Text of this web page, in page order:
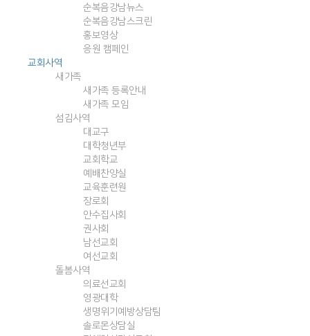
순복음강남뉴스
순복음강남스크린
홍보영상
응원 캠페인
교회사역
새가족
새가족 등록안내
새가족 모임
섬김사역
대교구
대학청년부
교회학교
예배찬양실
교육훈련원
장로회
안수집사회
권사회
남선교회
여선교회
돌봄사역
의료선교회
영광대학
생명위기예방상담팀
솔로몬상담실